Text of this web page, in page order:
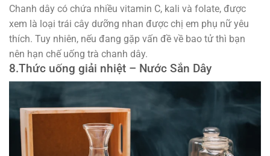
Chanh dây có chứa nhiều vitamin C, kali và folate, được
xem là loại trái cây dưỡng nhan được chị em phụ nữ yêu
thích. Tuy nhiên, nếu đang gặp vấn đề về bao tử thì bạn
nên hạn chế uống trà chanh dây.
8.Thức uống giải nhiệt – Nước Sắn Dây